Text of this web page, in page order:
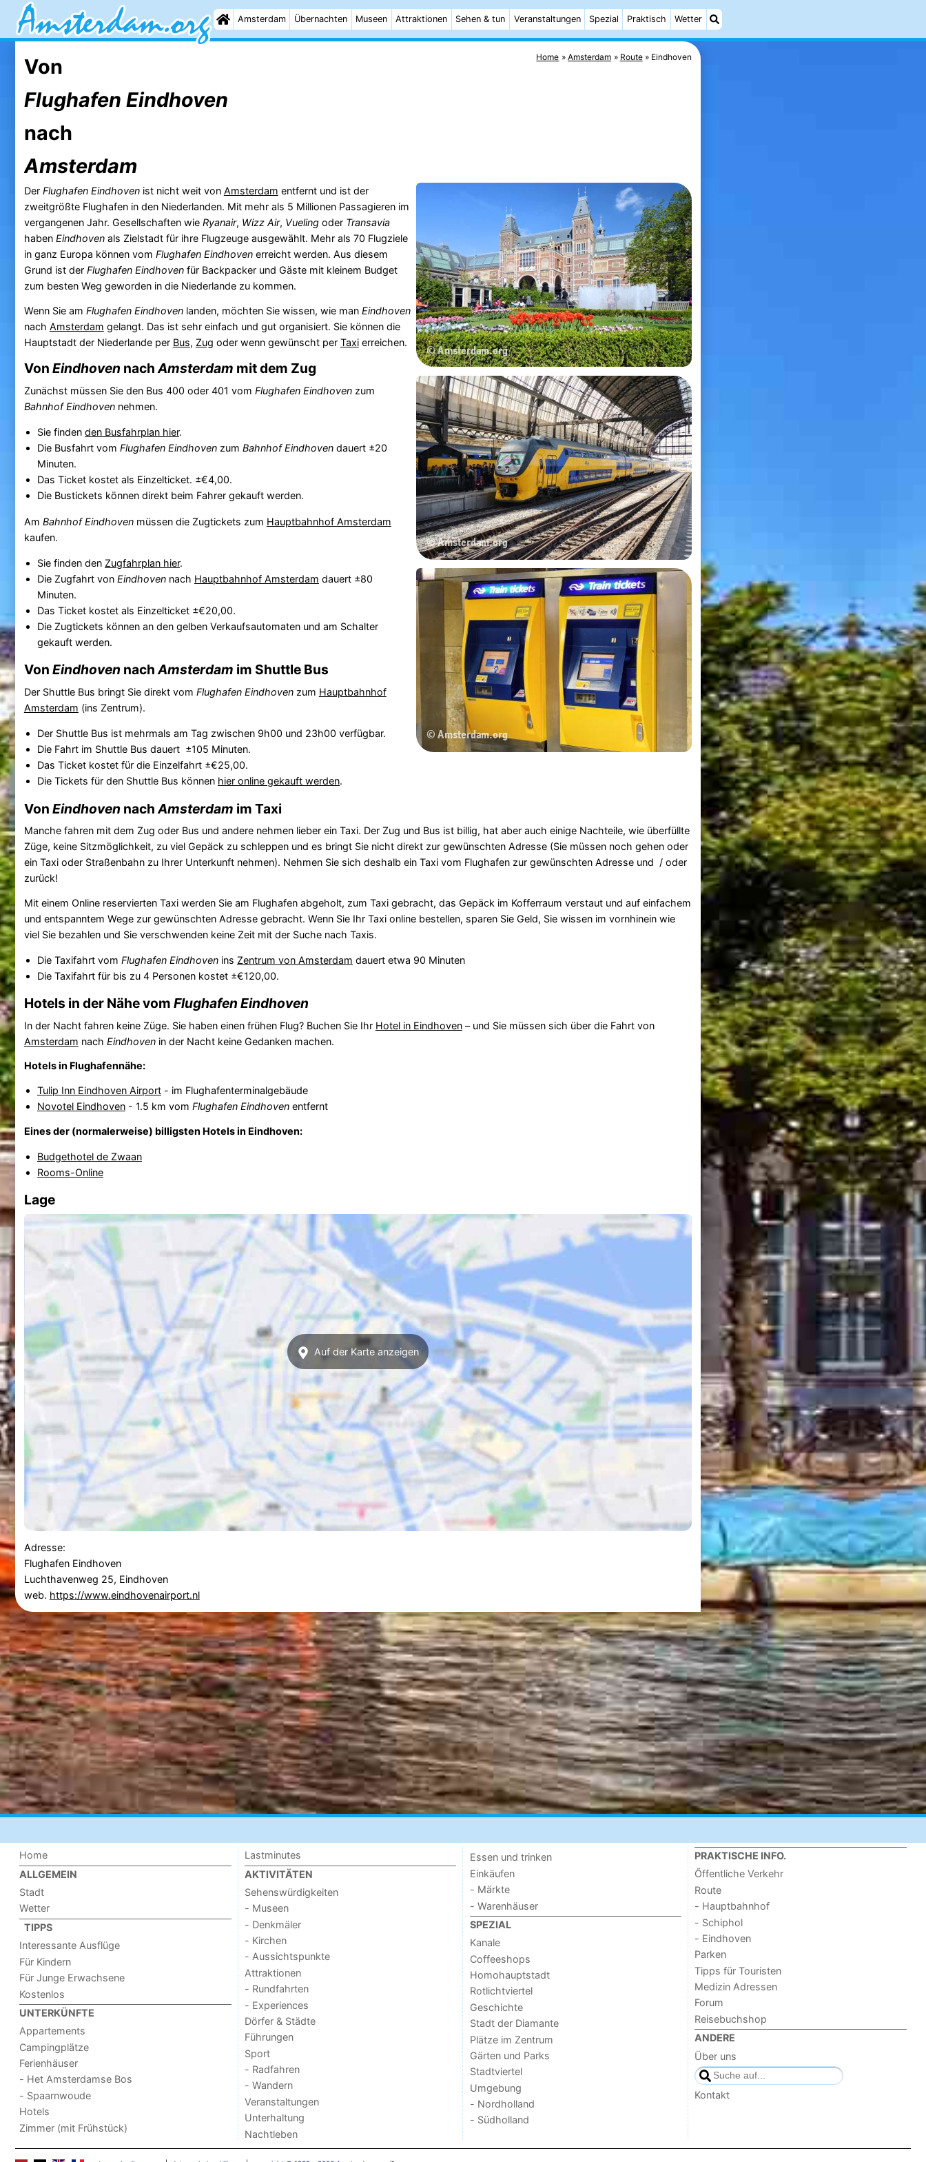
Amsterdam Übernachten Museen Attraktionen Sehen & tun Veranstaltungen Spezial Praktisch Wetter
Home Amsterdam Route Eindhoven
Von
Flughafen Eindhoven
nach
Amsterdam
Der Flughafen Eindhovenist nicht weit von Amsterdam entfernt und ist der
zweitgrößte Flughafen in den Niederlanden. Mit mehr als 5 Millionen Passagieren im
vergangenen Jahr. Gesellschaften wie Ryanair, Wizz Air, Vuelingoder Transavia
haben Eindhovenals Zielstadt für ihre Flugzeuge ausgewählt. Mehr als 70 Flugziele
in ganz Europa können vom Flughafen Eindhovenerreicht werden. Aus diesem
Grund ist der Flughafen Eindhovenfür Backpacker und Gäste mit kleinem Budget
zum besten Weg geworden in die Niederlande zu kommen.
Wenn Sie am Flughafen Eindhovenlanden, möchten Sie wissen, wie man Eindhoven
nach Amsterdam gelangt. Das ist sehr einfach und gut organisiert. Sie können die
Hauptstadt der Niederlande per Bus, Zug oder wenn gewünscht per Taxierreichen.
Von Eindhoven nachAmsterdam mit dem Zug
Zunächst müssen Sie den Bus 400 oder 401 vom Flughafen Eindhovenzum
Bahnhof Eindhovennehmen.
Sie finden den Busfahrplan hier.
Die Busfahrt vom Flughafen Eindhovenzum Bahnhof Eindhovendauert ±20
Minuten.
Das Ticket kostet als Einzelticket. ±€4,00.
Die Bustickets können direkt beim Fahrer gekauft werden.
Am Bahnhof Eindhovenmüssen die Zugtickets zum Hauptbahnhof Amsterdam
kaufen.
Sie finden den Zugfahrplan hier.
Die Zugfahrt von Eindhovennach Hauptbahnhof Amsterdam dauert ±80
Minuten.
Das Ticket kostet als Einzelticket ±€20,00.
Die Zugtickets können an den gelben Verkaufsautomaten und am Schalter
gekauft werden.
Von Eindhoven nachAmsterdam im Shuttle Bus
Der Shuttle Bus bringt Sie direkt vom Flughafen Eindhovenzum Hauptbahnhof
Amsterdam (ins Zentrum).
Der Shuttle Bus ist mehrmals am Tag zwischen 9h00 und 23h00 verfügbar.
Die Fahrt im Shuttle Bus dauert ±105 Minuten.
Das Ticket kostet für die Einzelfahrt ±€25,00.
Die Tickets für den Shuttle Bus können hier online gekauft werden.
Von Eindhoven nach Amsterdam im Taxi
Manche fahren mit dem Zug oder Bus und andere nehmen lieber ein Taxi. Der Zug und Bus ist billig, hat aber auch einige Nachteile, wie überfüllte
Züge, keine Sitzmöglichkeit, zu viel Gepäck zu schleppen und es bringt Sie nicht direkt zur gewünschten Adresse (Sie müssen noch gehen oder
ein Taxi oder Straßenbahn zu Ihrer Unterkunft nehmen). Nehmen Sie sich deshalb ein Taxi vom Flughafen zur gewünschten Adresse und / oder
zurück!
Mit einem Online reservierten Taxi werden Sie am Flughafen abgeholt, zum Taxi gebracht, das Gepäck im Kofferraum verstaut und auf einfachem
und entspanntem Wege zur gewünschten Adresse gebracht. Wenn Sie Ihr Taxi online bestellen, sparen Sie Geld, Sie wissen im vornhinein wie
viel Sie bezahlen und Sie verschwenden keine Zeit mit der Suche nach Taxis.
Die Taxifahrt vom Flughafen Eindhovenins Zentrum von Amsterdam dauert etwa 90 Minuten
Die Taxifahrt für bis zu 4 Personen kostet ±€120,00.
Hotels in der Nähe vom Flughafen Eindhoven
In der Nacht fahren keine Züge. Sie haben einen frühen Flug? Buchen Sie Ihr Hotel in Eindhoven– und Sie müssen sich über die Fahrt von
Amsterdam nach Eindhovenin der Nacht keine Gedanken machen.
Hotels in Flughafennähe:
Tulip Inn Eindhoven Airport- im Flughafenterminalgebäude
Novotel Eindhoven- 1.5 km vom Flughafen Eindhovenentfernt
Eines der (normalerweise) billigsten Hotels in Eindhoven:
Budgethotel de Zwaan
Rooms-Online
Lage
Auf der Karte anzeigen
Adresse:
Flughafen Eindhoven
Luchthavenweg 25, Eindhoven
web. https://www.eindhovenairport.nl
Home
ALLGEMEIN
Stadt
Wetter
TIPPS
Interessante Ausflüge
Für Kindern
Für Junge Erwachsene
Kostenlos
UNTERKÜNFTE
Appartements
Campingplätze
Ferienhäuser
- Het Amsterdamse Bos
- Spaarnwoude
Hotels
Zimmer (mit Frühstück)
Lastminutes
AKTIVITÄTEN
Sehenswürdigkeiten
- Museen
- Denkmäler
- Kirchen
- Aussichtspunkte
Attraktionen
- Rundfahrten
- Experiences
Dörfer & Städte
Führungen
Sport
- Radfahren
- Wandern
Veranstaltungen
Unterhaltung
Nachtleben
Essen und trinken
Einkäufen
- Märkte
- Warenhäuser
SPEZIAL
Kanale
Coffeeshops
Homohauptstadt
Rotlichtviertel
Geschichte
Stadt der Diamante
Plätze im Zentrum
Gärten und Parks
Stadtviertel
Umgebung
- Nordholland
- Südholland
PRAKTISCHE INFO.
Őffentliche Verkehr
Route
- Hauptbahnhof
- Schiphol
- Eindhoven
Parken
Tipps für Touristen
Medizin Adressen
Forum
Reisebuchshop
ANDERE
Über uns
Kontakt